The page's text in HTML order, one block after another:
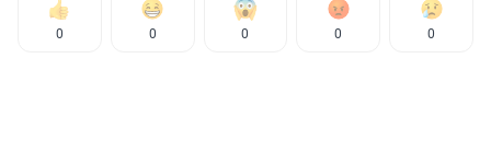
0 0 0 0 0